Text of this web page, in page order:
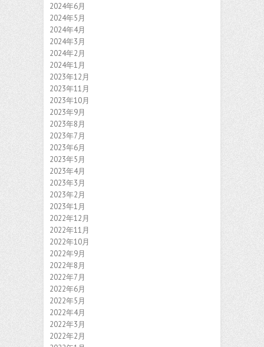
2024年6月
2024年5月
2024年4月
2024年3月
2024年2月
2024年1月
2023年12月
2023年11月
2023年10月
2023年9月
2023年8月
2023年7月
2023年6月
2023年5月
2023年4月
2023年3月
2023年2月
2023年1月
2022年12月
2022年11月
2022年10月
2022年9月
2022年8月
2022年7月
2022年6月
2022年5月
2022年4月
2022年3月
2022年2月